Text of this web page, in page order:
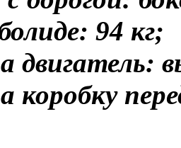
94 кг;
коробку